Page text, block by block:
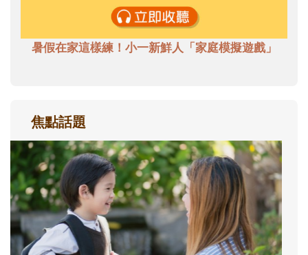
暑假在家這樣練！小一新鮮人「家庭模擬遊戲」
焦點話題